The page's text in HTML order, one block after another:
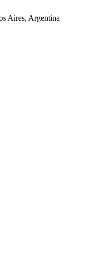
Aires, Argentina